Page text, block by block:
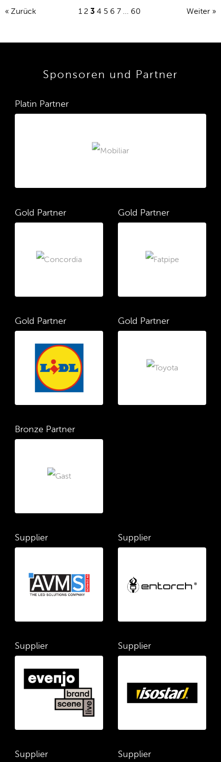
« Zurück 1 2 3 4 5 6 7 ... 60 Weiter »
Sponsoren und Partner
Platin Partner
Gold Partner Gold Partner
Gold Partner Gold Partner
Bronze Partner
Supplier Supplier
Supplier Supplier
Supplier Supplier